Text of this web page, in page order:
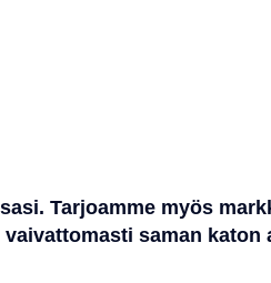
Tarjoamme myös
saman katon